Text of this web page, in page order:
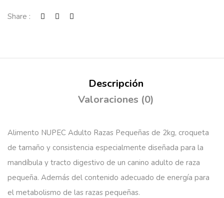
Share :
Descripción
Valoraciones (0)
Alimento NUPEC Adulto Razas Pequeñas de 2kg, croqueta
de tamaño y consistencia especialmente diseñada para la
mandíbula y tracto digestivo de un canino adulto de raza
pequeña. Además del contenido adecuado de energía para
el metabolismo de las razas pequeñas.